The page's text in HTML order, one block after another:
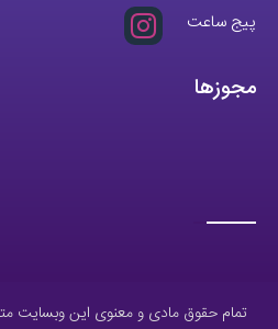
پیج ساعت
مجوزها
تمام حقوق مادی و معنوی این وبسایت